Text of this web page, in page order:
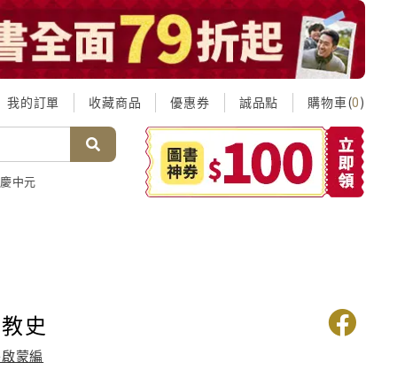
我的訂單 收藏商品 優惠券 誠品點 購物車(0)
中元
史
蒙編